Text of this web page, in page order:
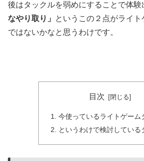
後はタックルを弱めにすることで体験
なやり取り」
というこの２点がライ
ではないかなと思うわけです。
目次
今使っているライトゲーム
というわけで検討している